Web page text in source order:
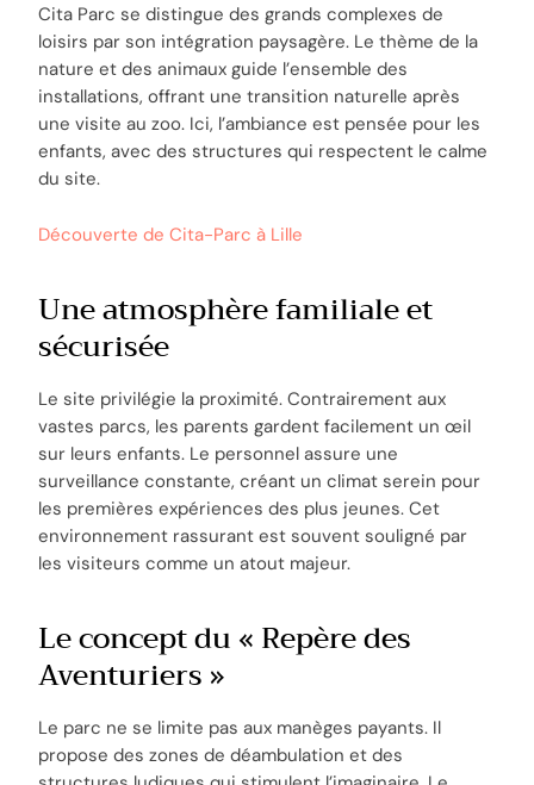
Cita Parc se distingue des grands complexes de
loisirs par son intégration paysagère. Le thème de la
nature et des animaux guide l’ensemble des
installations, offrant une transition naturelle après
une visite au zoo. Ici, l’ambiance est pensée pour les
enfants, avec des structures qui respectent le calme
du site.
Découverte de Cita-Parc à Lille
Une atmosphère familiale et
sécurisée
Le site privilégie la proximité. Contrairement aux
vastes parcs, les parents gardent facilement un œil
sur leurs enfants. Le personnel assure une
surveillance constante, créant un climat serein pour
les premières expériences des plus jeunes. Cet
environnement rassurant est souvent souligné par
les visiteurs comme un atout majeur.
Le concept du « Repère des
Aventuriers »
Le parc ne se limite pas aux manèges payants. Il
propose des zones de déambulation et des